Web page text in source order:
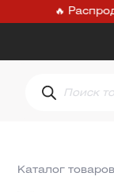
🔥 Распродажа
товаров
Каталог товаров